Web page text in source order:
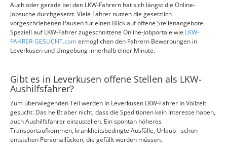
Auch oder gerade bei den LKW-Fahrern hat sich längst die Online-
Jobsuche durchgesetzt. Viele Fahrer nutzen die gesetzlich
vorgeschriebenen Pausen für einen Blick auf offene Stellenangebote.
Speziell auf LKW-Fahrer zugeschnittene Online-Jobportale wie LKW-
FAHRER-GESUCHT.comermöglichen den Fahrern Bewerbungen in
Leverkusen und Umgebung innerhalb einer Minute.
Gibt es in Leverkusen offene Stellen als LKW-
Aushilfsfahrer?
Zum überwiegenden Teil werden in Leverkusen LKW-Fahrer in Vollzeit
gesucht. Das heißt aber nicht, dass die Speditionen kein Interesse haben,
auch Aushilfsfahrer einzustellen. Ein spontan höheres
Transportaufkommen, krankheitsbedingte Ausfälle, Urlaub - schon
entstehen Personallücken, die gefüllt werden müssen.